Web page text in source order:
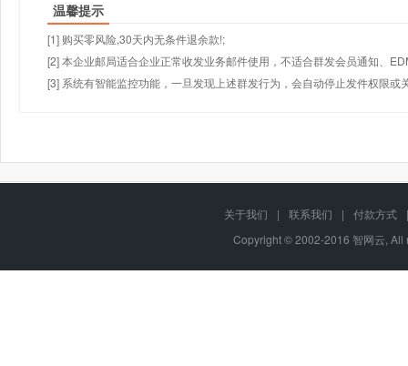
温馨提示
[1] 购买零风险,30天内无条件退余款!;
[2] 本企业邮局适合企业正常收发业务邮件使用，不适合群发会员通知、
[3] 系统有智能监控功能，一旦发现上述群发行为，会自动停止发件权限或
关于我们 | 联系我们 | 付款方式
|
Copyright © 2002-2016 智网云,